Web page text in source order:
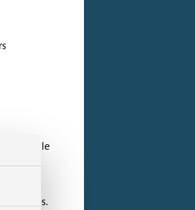
mieux le
élevées.